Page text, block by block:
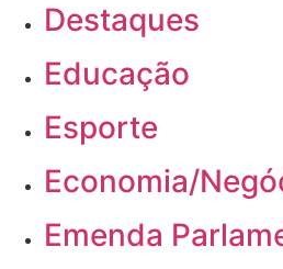
Destaques
Educação
Esporte
Economia/
Emenda